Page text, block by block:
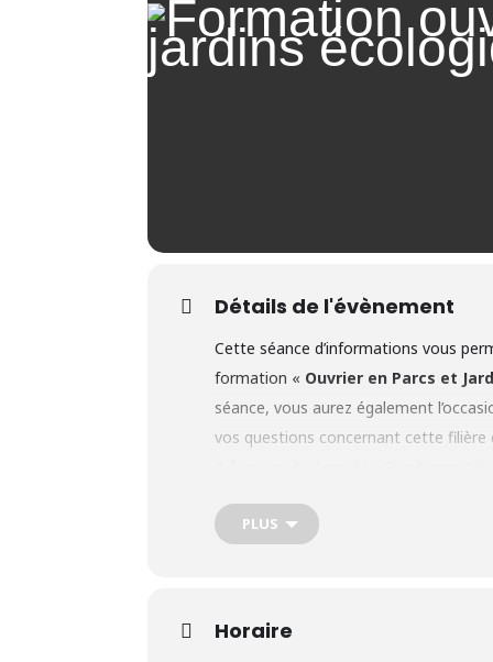
Détails de l'évènement
Cette séance d’informations vous
formation « Ouvrier en Parcs et
séance, vous aurez également
vos questions concernant cette filière
Objectif : Cette formation d’
PLUS
Horaire